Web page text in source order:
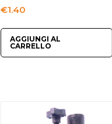
€1.40
AGGIUNGI AL
CARRELLO